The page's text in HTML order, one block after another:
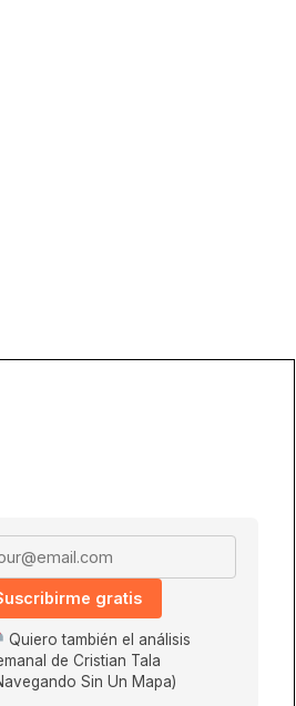
address
gratis
Quiero también el análisis
de Cristian Tala
Sin Un Mapa)